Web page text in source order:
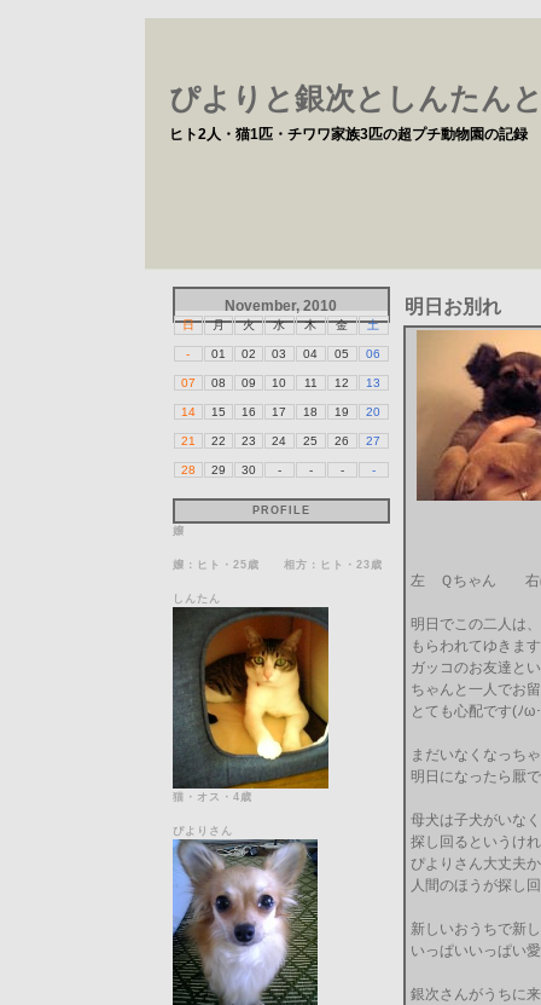
ぴよりと銀次としんたん
ヒト2人・猫1匹・チワワ家族3匹の超プチ動物園の記録
November, 2010
日 月 火 水 木 金 土
- 01 02 03 04 05 06
07 08 09 10 11 12 13
14 15 16 17 18 19 20
21 22 23 24 25 26 27
28 29 30 - - - -
PROFILE
嬢
嬢：ヒト・25歳 相方：ヒト・23歳
しんたん
猫・オス・4歳
ぴよりさん
明日お別れ
左 Ｑちゃん
明日でこの二人は
もらわれてゆきま
ガッコのお友達と
ちゃんと一人でお
とても心配です(ﾉω
まだいなくなっち
明日になったら厭
母犬は子犬がいな
探し回るというけ
ぴよりさん大丈夫
人間のほうが探し
新しいおうちで新
いっぱいいっぱい
銀次さんがうちに